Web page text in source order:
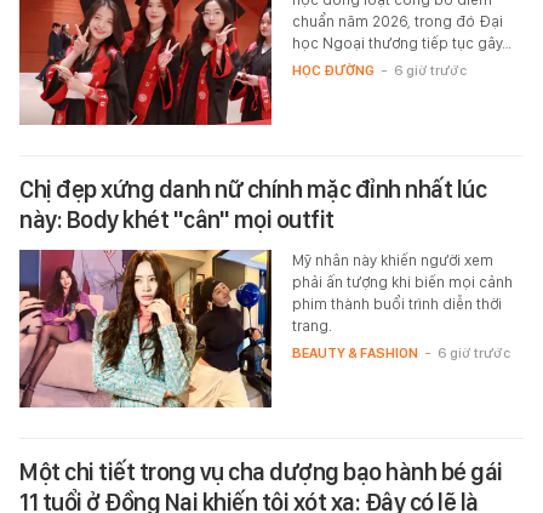
chuẩn năm 2026, trong đó Đại
học Ngoại thương tiếp tục gây…
HỌC ĐƯỜNG - 6 giờ trước
Chị đẹp xứng danh nữ chính mặc đỉnh nhất lúc
này: Body khét "cân" mọi outfit
Mỹ nhân này khiến người xem
phải ấn tượng khi biến mọi cảnh
phim thành buổi trình diễn thời
trang.
BEAUTY & FASHION - 6 giờ trước
Một chi tiết trong vụ cha dượng bạo hành bé gái
11 tuổi ở Đồng Nai khiến tôi xót xa: Đây có lẽ là